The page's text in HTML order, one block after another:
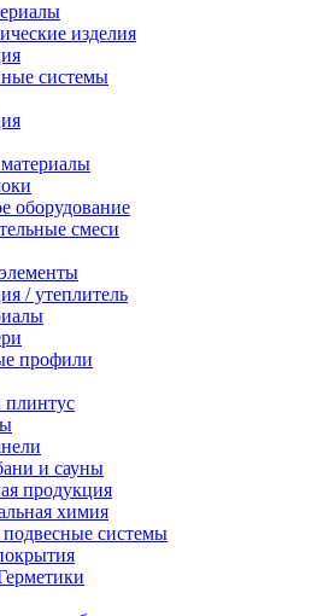
изделия
системы
оборудование
смеси
/ утеплитель
профили
и сауны
продукция
химия
системы